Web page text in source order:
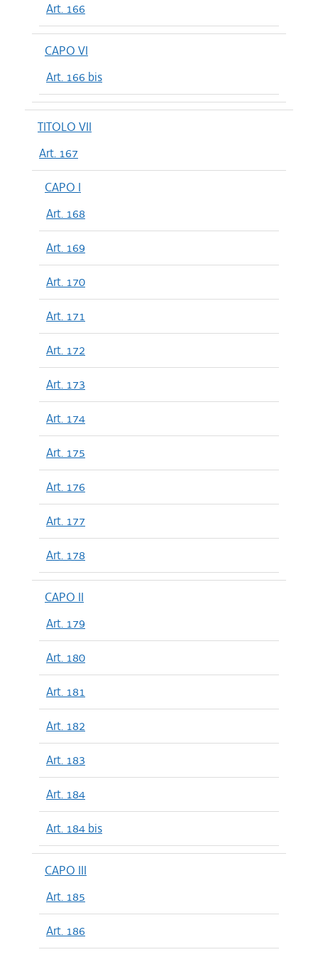
Art. 166
CAPO VI
Art. 166 bis
TITOLO VII
Art. 167
CAPO I
Art. 168
Art. 169
Art. 170
Art. 171
Art. 172
Art. 173
Art. 174
Art. 175
Art. 176
Art. 177
Art. 178
CAPO II
Art. 179
Art. 180
Art. 181
Art. 182
Art. 183
Art. 184
Art. 184 bis
CAPO III
Art. 185
Art. 186